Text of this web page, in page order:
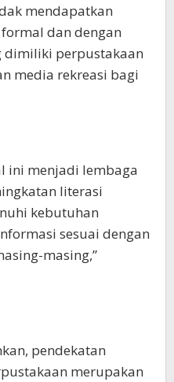
mendapatkan
dan dengan
dimiliki perpustakaan
media rekreasi bagi
ini menjadi lembaga
literasi
kebutuhan
sesuai dengan
masing,”
pendekatan
merupakan